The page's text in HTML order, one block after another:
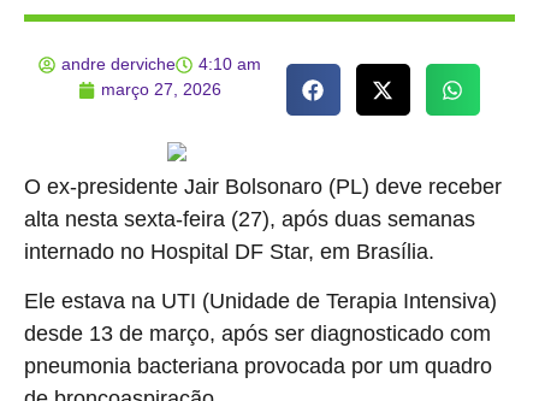
andre derviche
4:10 am
março 27, 2026
O ex-presidente Jair Bolsonaro (PL) deve receber
alta nesta sexta-feira (27), após duas semanas
internado no Hospital DF Star, em Brasília.
Ele estava na UTI (Unidade de Terapia Intensiva)
desde 13 de março, após ser diagnosticado com
pneumonia bacteriana provocada por um quadro